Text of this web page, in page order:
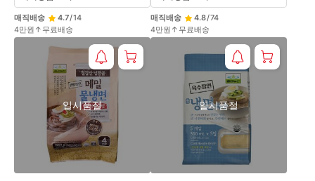
매직배송 4.7/14
4만원↑무료배송
매직배송 4.8/74
4만원↑무료배송
일시품절 일시품절